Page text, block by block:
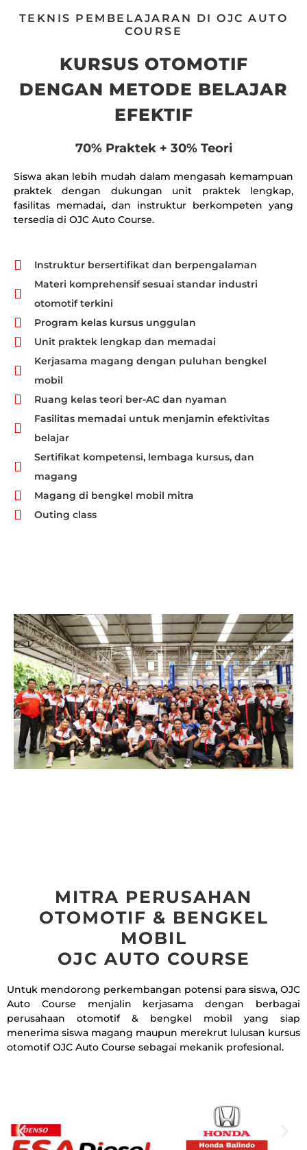
TEKNIS PEMBELAJARAN DI OJC AUTO
COURSE
KURSUS OTOMOTIF
DENGAN METODE BELAJAR
EFEKTIF
70% Praktek + 30% Teori
Siswa akan lebih mudah dalam mengasah kemampuan
praktek dengan dukungan unit praktek lengkap,
fasilitas memadai, dan instruktur berkompeten yang
tersedia di OJC Auto Course.
Instruktur bersertifikat dan berpengalaman
Materi komprehensif sesuai standar industri
otomotif terkini
Program kelas kursus unggulan
Unit praktek lengkap dan memadai
Kerjasama magang dengan puluhan bengkel
mobil
Ruang kelas teori ber-AC dan nyaman
Fasilitas memadai untuk menjamin efektivitas
belajar
Sertifikat kompetensi, lembaga kursus, dan
magang
Magang di bengkel mobil mitra
Outing class
MITRA PERUSAHAN
OTOMOTIF & BENGKEL
MOBIL
OJC AUTO COURSE
Untuk mendorong perkembangan potensi para siswa, OJC
Auto Course menjalin kerjasama dengan berbagai
perusahaan otomotif & bengkel mobil yang siap
menerima siswa magang maupun merekrut lulusan kursus
otomotif OJC Auto Course sebagai mekanik profesional.